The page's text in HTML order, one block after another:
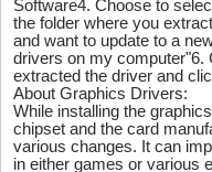
Software4. Choose to
the folder where you
and want to update to a
drivers on my computer"6.
extracted the driver and
About Graphics Drivers:
While installing the
chipset and the card
various changes. It can
in either games or various